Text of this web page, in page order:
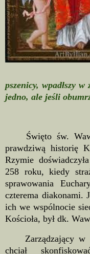
pszenicy, wpadłszy
jedno, ale jeśli
Święto św.
prawdziwą historię
Rzymie
258 roku, kiedy
sprawowania
czterema diakonami.
ich we wspólnocie
Kościoła, był dk.
Zarządzający w
chciał